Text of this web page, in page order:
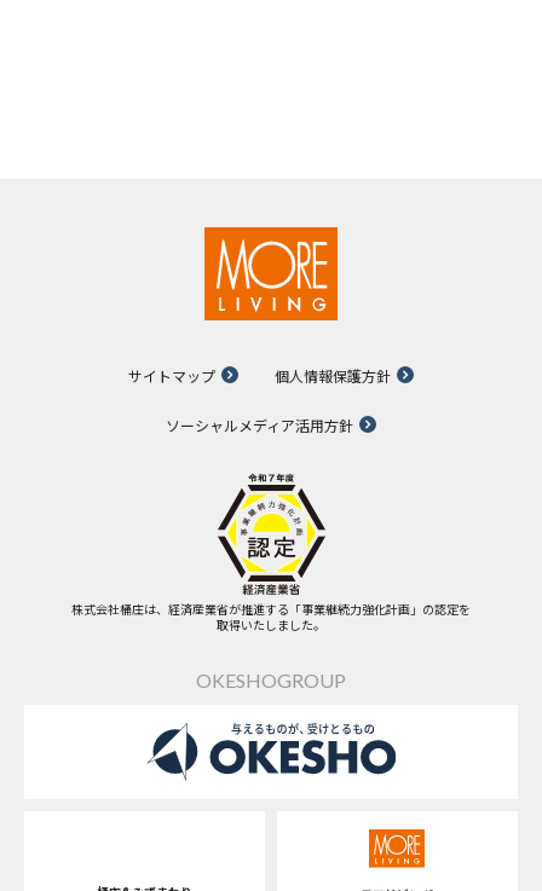
サイトマップ 個人情報保護方針
ソーシャルメディア活用方針
株式会社桶庄は、経済産業省が推進する「事業継続力強化計画」の認定を
取得いたしました。
OKESHOGROUP